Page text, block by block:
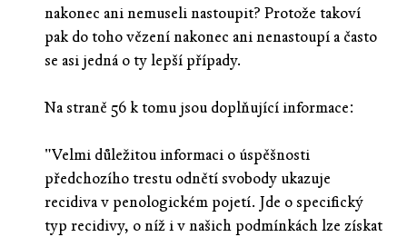
nakonec ani nemuseli nastoupit? Protože takoví
pak do toho vězení nakonec ani nenastoupí a často
se asi jedná o ty lepší případy.
Na straně 56 k tomu jsou doplňující informace:
"Velmi důležitou informaci o úspěšnosti
předchozího trestu odnětí svobody ukazuje
recidiva v penologickém pojetí. Jde o specifický
typ recidivy, o níž i v našich podmínkách lze získat